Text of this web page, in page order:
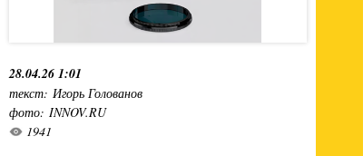
28.04.26 1:01
текст: Игорь Голованов
фото: INNOV.RU
1941